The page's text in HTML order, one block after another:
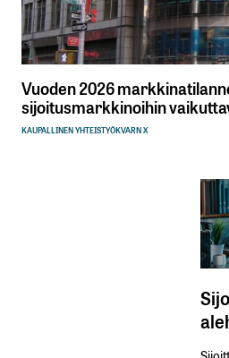
Vuoden 2026
sijoitusmarkkinoihin
KAUPALLINEN YHTEISTYÖKVARN X